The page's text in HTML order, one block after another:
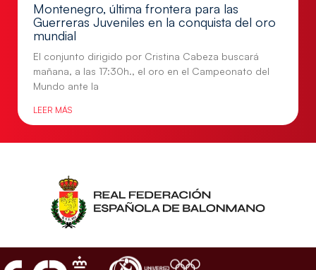
Montenegro, última frontera para las
Guerreras Juveniles en la conquista del oro
mundial
El conjunto dirigido por Cristina Cabeza buscará
mañana, a las 17:30h., el oro en el Campeonato del
Mundo ante la
LEER MÁS